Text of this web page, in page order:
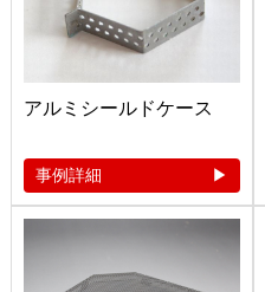
アルミシールドケース
事例詳細